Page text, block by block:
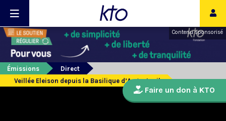
Contenu sponsorisé
Émissions
Direct
Veillée Eleison depuis la Basilique d’Argenteuil
Faire un don à KTO